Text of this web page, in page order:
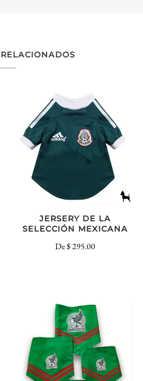
JERSERY DE LA
SELECCIÓN MEXICANA
De$ 295.00